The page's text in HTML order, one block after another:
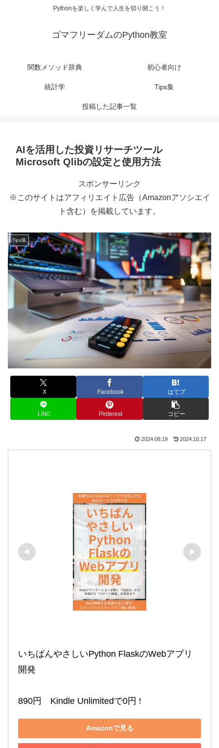
Pythonを楽しく学んで人生を切り開こう！
ゴマフリーダムのPython教室
関数メソッド辞典 初心者向け
統計学 Tips集
投稿した記事一覧
AIを活用した投資リサーチツール
Microsoft Qlibの設定と使用方法
スポンサーリンク
※このサイトはアフィリエイト広告（Amazonアソシエイ
ト含む）を掲載しています。
Tips集
X Facebook はてブ
LINE Pinterest コピー
2024.08.19 2024.10.17
いちばんやさしいPython FlaskのWebアプリ
開発
890円　Kindle Unlimitedで0円 !
Amazonで見る